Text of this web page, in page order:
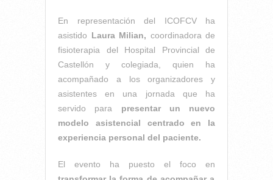
En representación del ICOFCV ha
asistido Laura Milian, coordinadora de
fisioterapia del Hospital Provincial de
Castellón y colegiada, quien ha
acompañado a los organizadores y
asistentes en una jornada que ha
servido para presentar un nuevo
modelo asistencial centrado en la
experiencia personal del paciente.
El evento ha puesto el foco en